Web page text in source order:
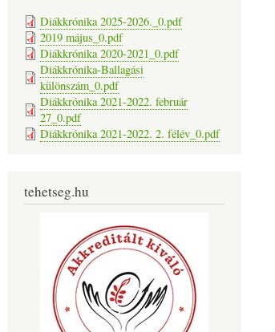
Diákkrónika 2025-2026._0.pdf
2019 május_0.pdf
Diákkrónika 2020-2021_0.pdf
Diákkrónika-Ballagási
különszám_0.pdf
Diákkrónika 2021-2022. február
27_0.pdf
Diákkrónika 2021-2022. 2. félév_0.pdf
tehetseg.hu